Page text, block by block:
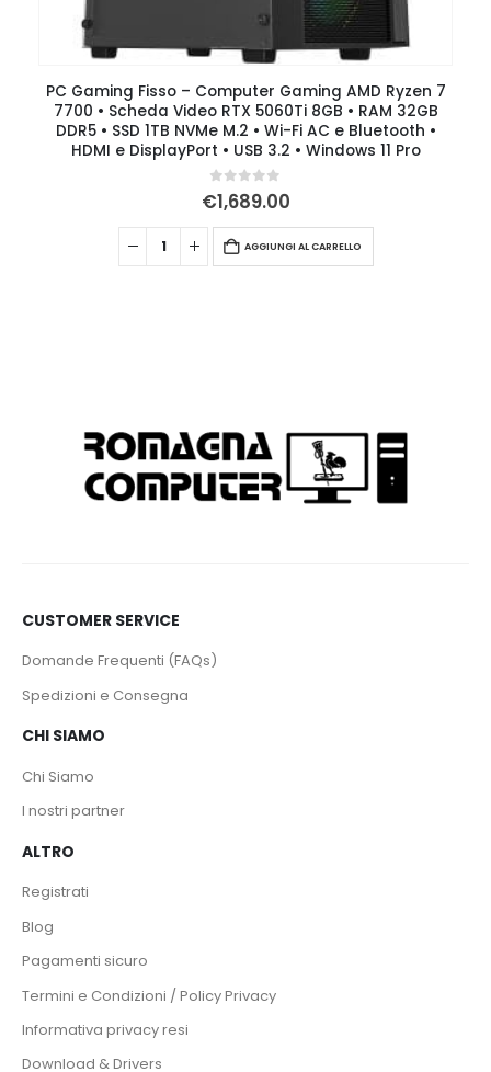
PC Gaming Fisso – Computer Gaming AMD Ryzen 7
7700 • Scheda Video RTX 5060Ti 8GB • RAM 32GB
DDR5 • SSD 1TB NVMe M.2 • Wi-Fi AC e Bluetooth •
HDMI e DisplayPort • USB 3.2 • Windows 11 Pro
0Su 5
€1,689.00
AGGIUNGI AL CARRELLO
CUSTOMER SERVICE
Domande Frequenti (FAQs)
Spedizioni e Consegna
CHI SIAMO
Chi Siamo
I nostri partner
ALTRO
Registrati
Blog
Pagamenti sicuro
Termini e Condizioni / Policy Privacy
Informativa privacy resi
Download & Drivers